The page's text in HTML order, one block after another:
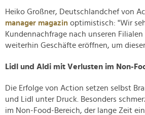
Heiko Großner, Deutschlandchef von
manager magazin optimistisch: "Wir
Kundennachfrage nach unseren
weiterhin Geschäfte eröffnen, um
Lidl und Aldi mit Verlusten im Non-
Die Erfolge von Action setzen selbst
und Lidl unter Druck. Besonders
im Non-Food-Bereich, der lange Zeit